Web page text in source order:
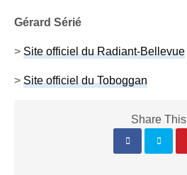
Gérard Sérié
>Site officiel du Radiant-Bellevue
>Site officiel du Toboggan
Share This